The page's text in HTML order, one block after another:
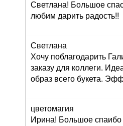
Светлана! Большое
любим дарить радость!!
Светлана
Хочу поблагодарить
заказу для коллеги.
образ всего букета.
цветомагия
Ирина! Большое спаибо